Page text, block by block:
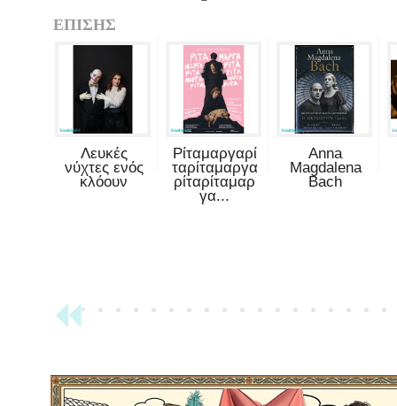
ΕΠΙΣΗΣ
Λευκές
νύχτες ενός
κλόουν
Ρίταμαργαρί
ταρίταμαργα
ρίταρίταμαρ
γα...
Anna
Magdalena
Bach